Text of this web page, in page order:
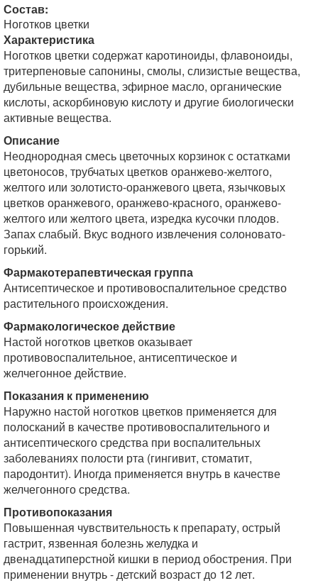
Состав:
Ноготков цветки
Характеристика
Ноготков цветки содержат каротиноиды, флавоноиды,
тритерпеновые сапонины, смолы, слизистые вещества,
дубильные вещества, эфирное масло, органические
кислоты, аскорбиновую кислоту и другие биологически
активные вещества.
Описание
Неоднородная смесь цветочных корзинок с остатками
цветоносов, трубчатых цветков оранжево-желтого,
желтого или золотисто-оранжевого цвета, язычковых
цветков оранжевого, оранжево-красного, оранжево-
желтого или желтого цвета, изредка кусочки плодов.
Запах слабый. Вкус водного извлечения солоновато-
горький.
Фармакотерапевтическая группа
Антисептическое и противовоспалительное средство
растительного происхождения.
Фармакологическое действие
Настой ноготков цветков оказывает
противовоспалительное, антисептическое и
желчегонное действие.
Показания к применению
Наружно настой ноготков цветков применяется для
полосканий в качестве противовоспалительного и
антисептического средства при воспалительных
заболеваниях полости рта (гингивит, стоматит,
пародонтит). Иногда применяется внутрь в качестве
желчегонного средства.
Противопоказания
Повышенная чувствительность к препарату, острый
гастрит, язвенная болезнь желудка и
двенадцатиперстной кишки в период обострения. При
применении внутрь - детский возраст до 12 лет.